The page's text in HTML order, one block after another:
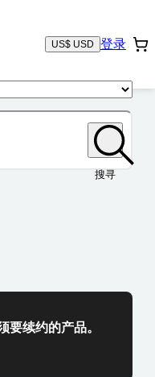
US$ USD 登录
搜寻
要续约的产品。